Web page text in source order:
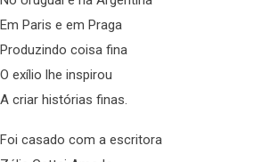
Em Paris e em Praga
Produzindo coisa fina
O exílio lhe inspirou
A criar histórias finas.
Foi casado com a escritora